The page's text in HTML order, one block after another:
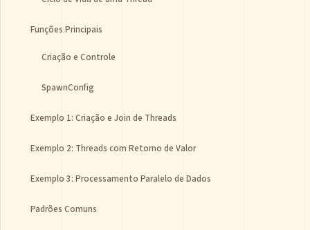
Funções Principais
Criação e Controle
SpawnConfig
Exemplo 1: Criação e Join de Threads
Exemplo 2: Threads com Retorno de Valor
Exemplo 3: Processamento Paralelo de Dados
Padrões Comuns